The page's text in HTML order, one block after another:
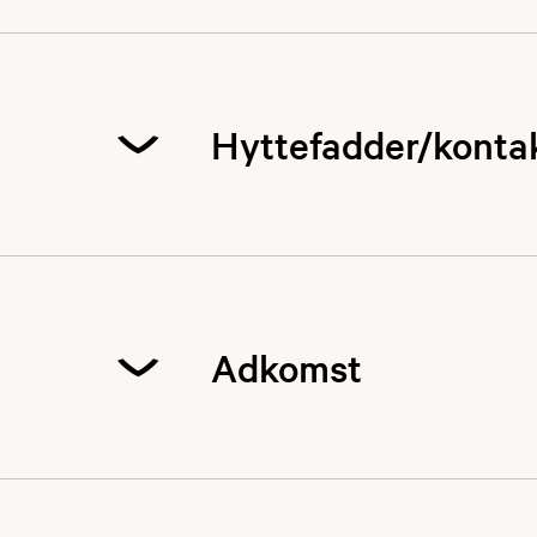
Hyttefadder/
Adkomst